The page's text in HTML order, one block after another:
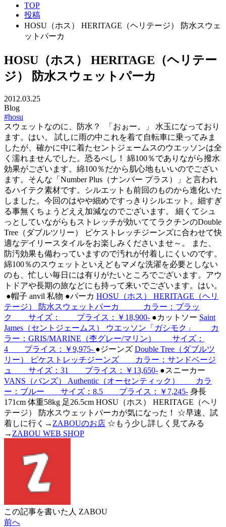
TOP
投稿
HOSU（ホス） HERITAGE（ヘリテージ） 防水スウェ
ットパーカ
HOSU（ホス） HERITAGE（ヘリテー
ジ） 防水スウェットパーカ
2012.03.25
Blog
#hosu
スウェットなのに、防水？
「おぉー。」 水玉になっており
ます。はい。 試しに雨の中これを着て自転車に乗ってみま
したが、確かに中に着たセントジェームスのウエッソンは全
く濡れませんでした。恐るべし！ 綿100％でありながら撥水
効果がございます。綿100％だから肌心地もいいのでござい
ます。そんな「Number Plus（ナンバー プラス）」と言われ
るハイテク素材です。シルエットも前回のものから進化いた
しました。今回のはやや細めですっきりシルエット。細すぎ
る事無くちょうどええ加減なのでございます。 細くてシュ
っとしていながらもストレッチが効いててラクチンのDouble
Tree（ダブルツリー） ピケストレッチジーンズに合わせて快
適なデイリースタイルをお楽しみくださいませ～。 また、
防汚効果も備わっていますので汚れが付着しにくいのです。
綿100％のスウェットといえどもマメな洗濯を必要としない
のも、忙しい毎日には有りがたいところでございます。アウ
トドアや長期の旅などにも持って来いでございます。はい。
●帽子 anvil 私物 ●パーカ HOSU（ホス） HERITAGE（ヘリ
テージ） 防水スウェットパーカ カラー：ブラッ
ク サイズ： プライス：￥18,900- ●カットソー Saint
James（セントジェームス） ウエッソン「ガシモク」 カ
ラー：GRIS/MARINE（杢グレー/マリン） サイズ：
4 プライス：￥9,975- ●ジーンズ Double Tree（ダブルツ
リー） ピケストレッチジーンズ カラー：サンドベージ
ュ サイズ：31 プライス：￥13,650- ●スニーカー
VANS（バンズ） Authentic（オーセンティック） カラ
ー：ブルー サイズ：8.5 プライス：￥7,245- 身長
171cm 体重58kg 足26.5cm HOSU（ホス） HERITAGE（ヘリ
テージ） 防水スウェットパーカが気になった！ ☆早速、試
着しに行く→ ZABOUのお店 ☆もう少し詳しく見てみる
→ ZABOU WEB SHOP
この記事を書いた人 ZABOU
前へ